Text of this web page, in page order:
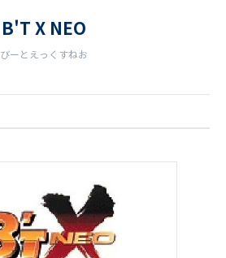
B'T X NEO
びーとえっくすねお